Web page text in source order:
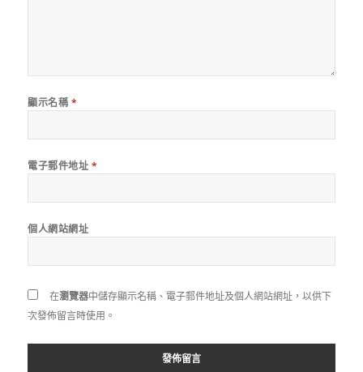
顯示名稱 *
電子郵件地址 *
個人網站網址
在瀏覽器中儲存顯示名稱、電子郵件地址及個人網站網址，以供下
次發佈留言時使用。